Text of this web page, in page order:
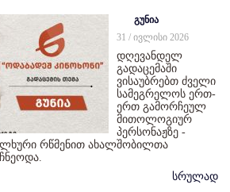
გუნია
31 / ივლისი 2026
დღევანდელ
გადაცემაში
ვისაუბრებთ ძველი
სამეგრელოს ერთ-
ერთ გამორჩეულ
მითოლოგიურ
პერსონაჟზე -
რწმენით ახალშობილთა
სრულად